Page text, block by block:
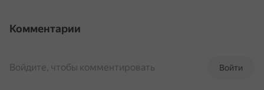
Комментарии
Войти
Войдите, чтобы комментировать